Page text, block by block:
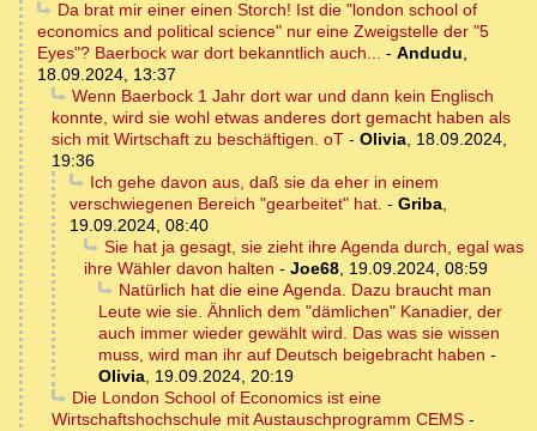
Da brat mir einer einen Storch! Ist die "london school of
economics and political science" nur eine Zweigstelle der "5
Eyes"? Baerbock war dort bekanntlich auch... - Andudu,
18.09.2024, 13:37
Wenn Baerbock 1 Jahr dort war und dann kein Englisch
konnte, wird sie wohl etwas anderes dort gemacht haben als
sich mit Wirtschaft zu beschäftigen. oT - Olivia, 18.09.2024,
19:36
Ich gehe davon aus, daß sie da eher in einem
verschwiegenen Bereich "gearbeitet" hat. - Griba,
19.09.2024, 08:40
Sie hat ja gesagt, sie zieht ihre Agenda durch, egal was
ihre Wähler davon halten - Joe68, 19.09.2024, 08:59
Natürlich hat die eine Agenda. Dazu braucht man
Leute wie sie. Ähnlich dem "dämlichen" Kanadier, der
auch immer wieder gewählt wird. Das was sie wissen
muss, wird man ihr auf Deutsch beigebracht haben -
Olivia, 19.09.2024, 20:19
Die London School of Economics ist eine
Wirtschaftshochschule mit Austauschprogramm CEMS -